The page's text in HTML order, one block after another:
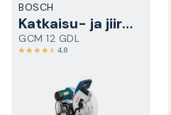
BOSCH
Katkaisu- ja jiirisaha
GCM 12 GDL
4,8